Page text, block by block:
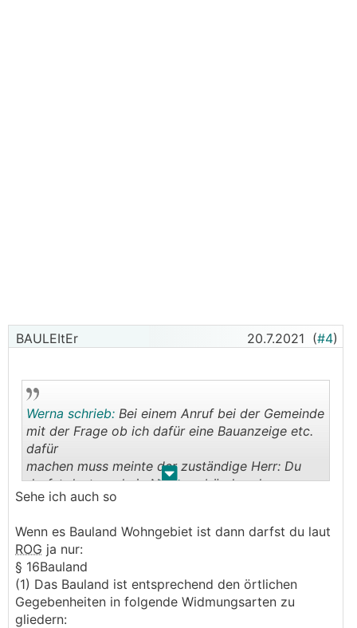
BAULEItEr 20.7.2021 (#4)
. .
Werna schrieb: Bei einem Anruf bei der Gemeinde
mit der Frage ob ich dafür eine Bauanzeige etc.
dafür
machen muss meinte der zuständige Herr: Du
darfst dort gar kein Nebengebäude oder
ähnliches errichten bevor nicht ein
Sehe ich auch so
Wenn es Bauland Wohngebiet ist dann darfst du laut
ROG ja nur:
§ 16Bauland
(1) Das Bauland ist entsprechend den örtlichen
Gegebenheiten in folgende Widmungsarten zu
gliedern: